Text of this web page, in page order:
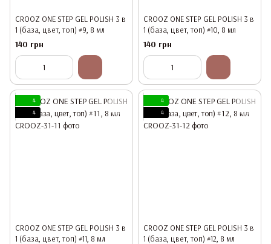
CROOZ ONE STEP GEL POLISH 3 в
1 (база, цвет, топ) #9, 8 мл
140 грн
CROOZ ONE STEP GEL POLISH 3 в
1 (база, цвет, топ) #10, 8 мл
140 грн
4
4
CROOZ ONE STEP GEL POLISH 3 в
1 (база, цвет, топ) #11, 8 мл
4
4
CROOZ ONE STEP GEL POLISH 3 в
1 (база, цвет, топ) #12, 8 мл